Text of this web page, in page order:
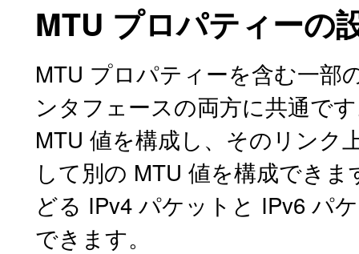
MTU プロパティーの
MTU プロパティーを含む一部
ンタフェースの両方に共通で
MTU 値を構成し、そのリンク
して別の MTU 値を構成でき
どる IPv4 パケットと IPv6 パ
できます。